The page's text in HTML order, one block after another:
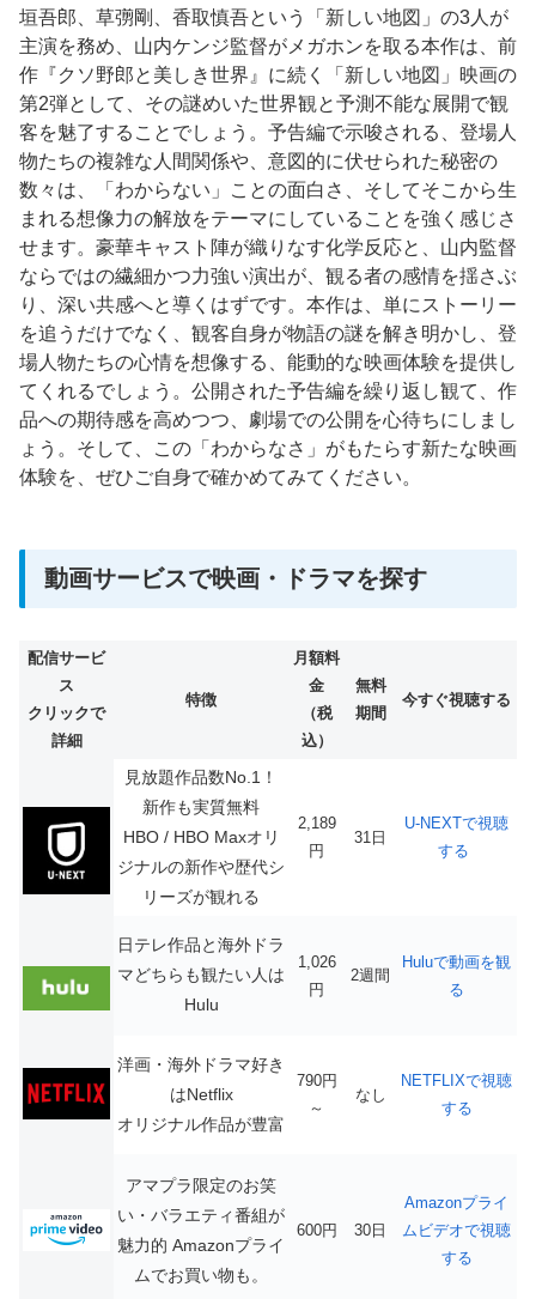
垣吾郎、草彅剛、香取慎吾という「新しい地図」の3人が
主演を務め、山内ケンジ監督がメガホンを取る本作は、前
作『クソ野郎と美しき世界』に続く「新しい地図」映画の
第2弾として、その謎めいた世界観と予測不能な展開で観
客を魅了することでしょう。予告編で示唆される、登場人
物たちの複雑な人間関係や、意図的に伏せられた秘密の
数々は、「わからない」ことの面白さ、そしてそこから生
まれる想像力の解放をテーマにしていることを強く感じさ
せます。豪華キャスト陣が織りなす化学反応と、山内監督
ならではの繊細かつ力強い演出が、観る者の感情を揺さぶ
り、深い共感へと導くはずです。本作は、単にストーリー
を追うだけでなく、観客自身が物語の謎を解き明かし、登
場人物たちの心情を想像する、能動的な映画体験を提供し
てくれるでしょう。公開された予告編を繰り返し観て、作
品への期待感を高めつつ、劇場での公開を心待ちにしまし
ょう。そして、この「わからなさ」がもたらす新たな映画
体験を、ぜひご自身で確かめてみてください。
動画サービスで映画・ドラマを探す
配信サービ
ス
クリックで
詳細
特徴
月額料
金
（税
込）
無料
期間
今すぐ視聴する
見放題作品数No.1！
新作も実質無料
HBO / HBO Maxオリ
ジナルの新作や歴代シ
リーズが観れる
2,189
円
31日
U-NEXTで視聴
する
日テレ作品と海外ドラ
マどちらも観たい人は
Hulu
1,026
円
2週間
Huluで動画を観
る
洋画・海外ドラマ好き
はNetflix
オリジナル作品が豊富
790円
～
なし
NETFLIXで視聴
する
アマプラ限定のお笑
い・バラエティ番組が
魅力的 Amazonプライ
ムでお買い物も。
600円 30日
Amazonプライ
ムビデオで視聴
する